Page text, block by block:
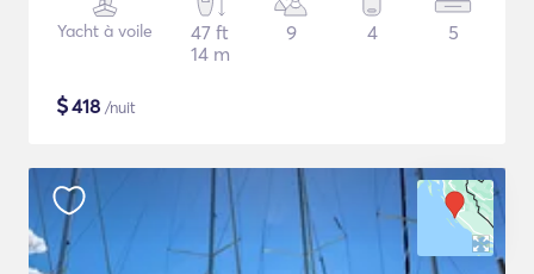
Yacht à voile
47 ft
14 m
9 4 5
$418 /nuit